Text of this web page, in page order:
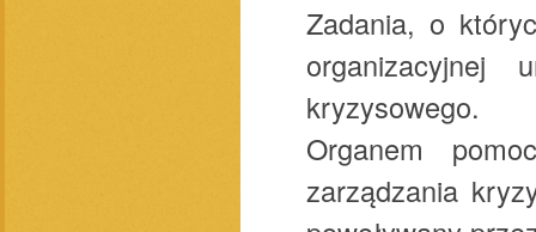
Zadania, o
organizacyjnej
kryzysowego.
Organem
zarządzania